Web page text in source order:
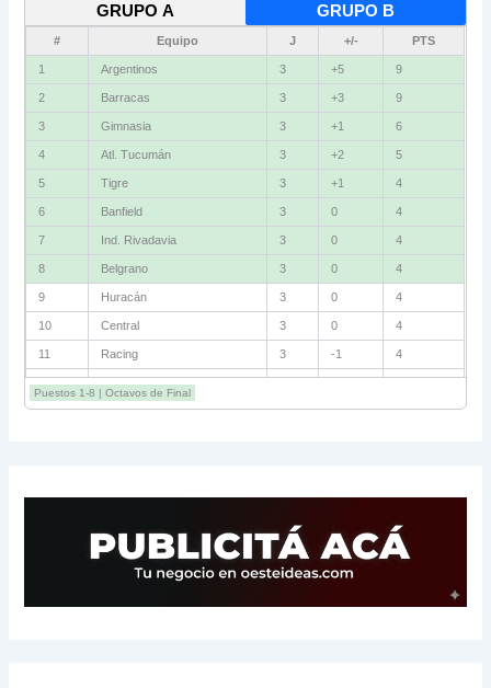
GRUPO A GRUPO B
# Equipo J +/- PTS
1 Vélez 3 +4 9
2 Independiente 3 +2 6
3 Gimnasia (M) 3 +2 6
4 Instituto 3 +1 6
5 Newell's 3 0 4
6 Unión 3 -1 4
7 Boca 3 -2 4
8 Defensa 3 -2 4
9 Talleres 3 +1 3
10 Riestra 3 +1 3
11 Estudiantes 3 0 3
12 Lanús 3 -1 3
13 San Lorenzo 3 -1 3
Puestos 1-8 | Octavos de Final